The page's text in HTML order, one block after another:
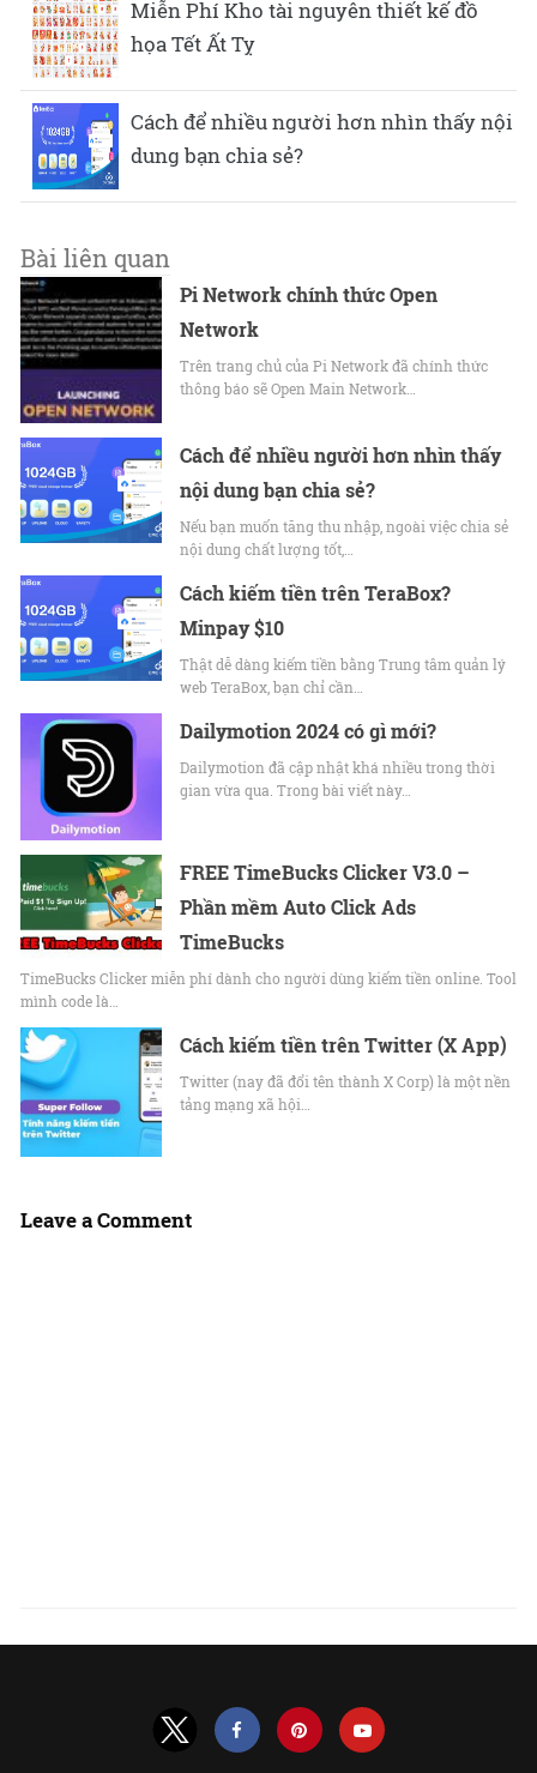
Miễn Phí Kho tài nguyên thiết kế đồ
họa Tết Ất Tỵ
Cách để nhiều người hơn nhìn thấy nội
dung bạn chia sẻ?
Bài liên quan
Pi Network chính thức Open
Network
Trên trang chủ của Pi Network đã chính thức
thông báo sẽ Open Main Network…
Cách để nhiều người hơn nhìn thấy
nội dung bạn chia sẻ?
Nếu bạn muốn tăng thu nhập, ngoài việc chia sẻ
nội dung chất lượng tốt,…
Cách kiếm tiền trên TeraBox?
Minpay $10
Thật dễ dàng kiếm tiền bằng Trung tâm quản lý
web TeraBox, bạn chỉ cần…
Dailymotion 2024 có gì mới?
Dailymotion đã cập nhật khá nhiều trong thời
gian vừa qua. Trong bài viết này…
FREE TimeBucks Clicker V3.0 –
Phần mềm Auto Click Ads
TimeBucks
TimeBucks Clicker miễn phí dành cho người dùng kiếm tiền online. Tool
mình code là…
Cách kiếm tiền trên Twitter (X App)
Twitter (nay đã đổi tên thành X Corp) là một nền
tảng mạng xã hội…
Leave a Comment